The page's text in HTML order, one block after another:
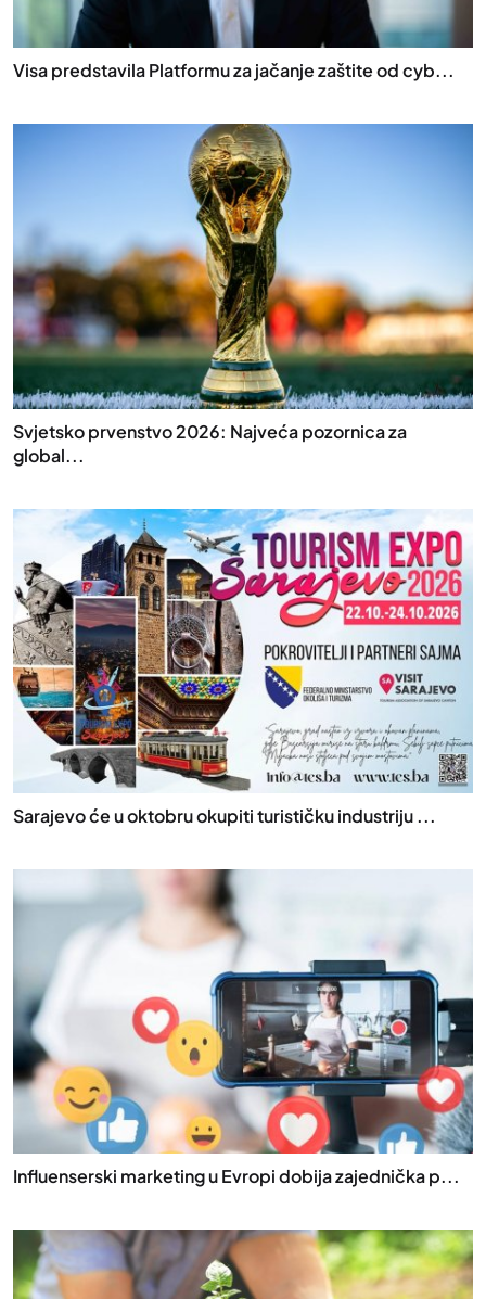
Visa predstavila Platformu za jačanje zaštite od cyb...
Svjetsko prvenstvo 2026: Najveća pozornica za
global...
Sarajevo će u oktobru okupiti turističku industriju ...
Influenserski marketing u Evropi dobija zajednička p...